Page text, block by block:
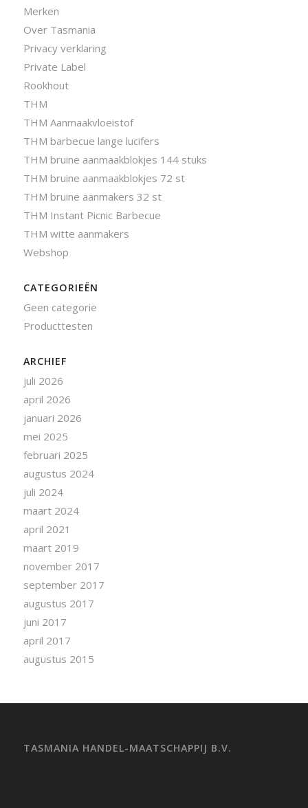
Merken
Over Tasmania
Privacy verklaring
Private Label
Rookhout
THM
THM Aanmaakvloeistof
THM barbecue lange lucifers
THM bruine aanmaakblokjes 144 stuks
THM bruine aanmaakblokjes 72 st
THM bruine aanmakers 32 st
THM Instant Picnic Barbecue
THM witte aanmakers
Webshop
CATEGORIEËN
Geen categorie
Producttesten
ARCHIEF
juli 2026
april 2026
januari 2026
mei 2025
februari 2025
augustus 2024
juli 2024
maart 2024
april 2021
maart 2019
november 2017
september 2017
augustus 2017
juni 2017
april 2017
augustus 2015
TASMANIA HANDEL-MAATSCHAPPIJ B.V.